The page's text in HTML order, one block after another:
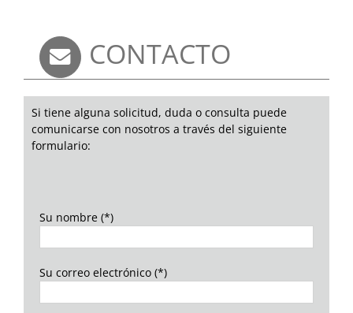
CONTACTO
Si tiene alguna solicitud, duda o consulta puede
comunicarse con nosotros a través del siguiente
formulario:
Su nombre (*)
Su correo electrónico (*)